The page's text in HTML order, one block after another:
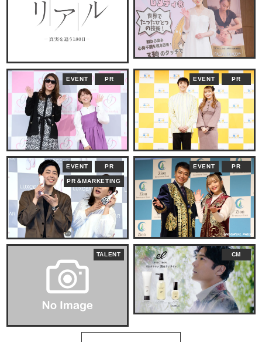
EVENT PR EVENT PR
EVENT PR
PR＆MARKETING
EVENT PR
TALENT CM